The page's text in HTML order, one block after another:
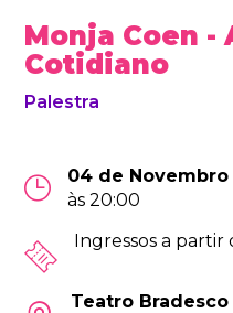
Monja Coen -
Cotidiano
Palestra
04 de Novembro
às 20:00
Ingressos a partir
Teatro Bradesco